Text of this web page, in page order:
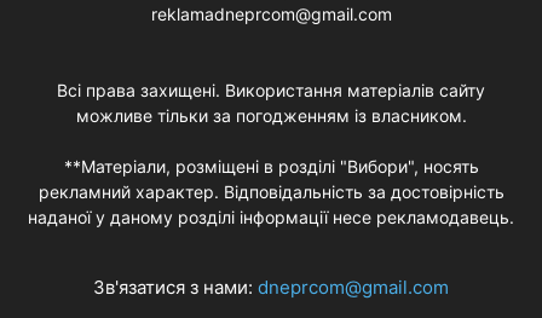
reklamadneprcom@gmail.com
Всі права захищені. Використання матеріалів сайту
можливе тільки за погодженням із власником.
**Матеріали, розміщені в розділі "Вибори", носять
рекламний характер. Відповідальність за достовірність
наданої у даному розділі інформації несе рекламодавець.
Зв'язатися з нами: dneprcom@gmail.com